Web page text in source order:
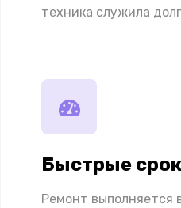
техника служила
Быстрые
Ремонт выполняется